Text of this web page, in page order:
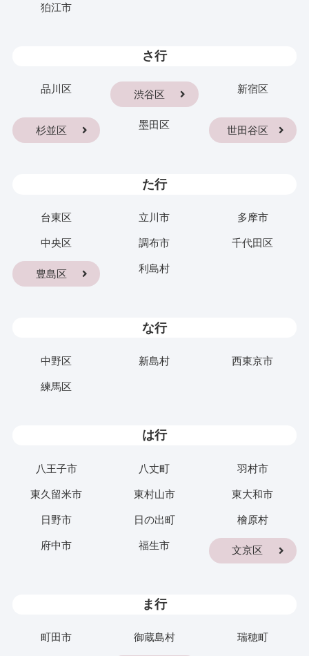
狛江市
さ行
品川区 渋谷区 新宿区
杉並区 墨田区 世田谷区
た行
台東区 立川市 多摩市
中央区 調布市 千代田区
豊島区 利島村
な行
中野区 新島村 西東京市
練馬区
は行
八王子市 八丈町 羽村市
東久留米市 東村山市 東大和市
日野市 日の出町 檜原村
府中市 福生市 文京区
ま行
町田市 御蔵島村 瑞穂町